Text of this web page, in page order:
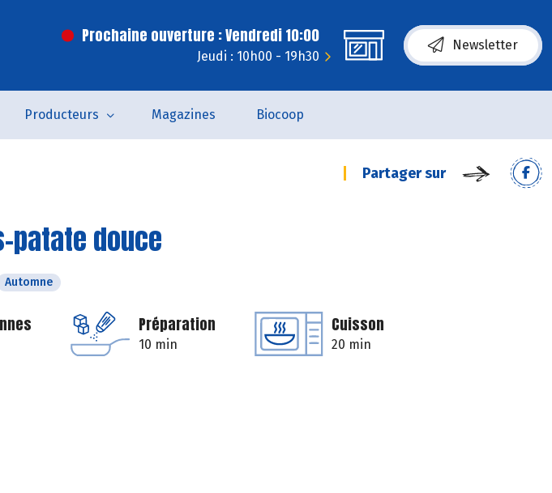
Prochaine ouverture : Vendredi 10:00
Jeudi : 10h00 - 19h30
Newsletter
Producteurs Magazines Biocoop
Partager sur
patate douce
Automne
Préparation
10 min
Cuisson
20 min